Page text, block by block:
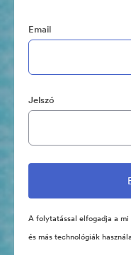
Email
Jelszó
A folytatással elfogadja a
és más technológiák